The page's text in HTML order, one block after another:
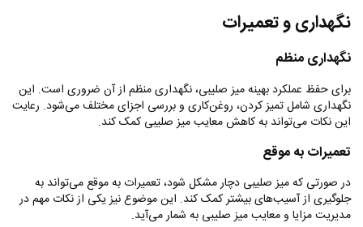
نگهداری و تعمیرات
نگهداری منظم
برای حفظ عملکرد بهینه میز صلیبی، نگهداری منظم از آن ضروری است. این
نگهداری شامل تمیز کردن، روغن‌کاری و بررسی اجزای مختلف می‌شود. رعایت
این نکات می‌تواند به کاهش معایب میز صلیبی کمک کند.
تعمیرات به موقع
در صورتی که میز صلیبی دچار مشکل شود، تعمیرات به موقع می‌تواند به
جلوگیری از آسیب‌های بیشتر کمک کند. این موضوع نیز یکی از نکات مهم در
مدیریت مزایا و معایب میز صلیبی به شمار می‌آید.